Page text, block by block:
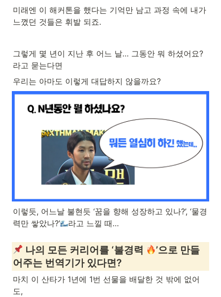
미래엔 이 해커톤을 했다는 기억만 남고 과정 속에 내가
느꼈던 것들은 휘발 되죠.
그렇게 몇 년이 지난 후 어느 날… 그동안 뭐 하셨어요?
라고 묻는다면
우리는 아마도 이렇게 대답하지 않을까요?
이렇듯, 어느날 불현듯 ‘꿈을 향해 성장하고 있나?’, ‘물경
력만 쌓았나?’
라고 느낄 때…
나의 모든 커리어를 ‘불경력
’으로 만들
어주는 번역기가 있다면?
마치 이 산타가 1년에 1번 선물을 배달한 것 밖에 없어
도,